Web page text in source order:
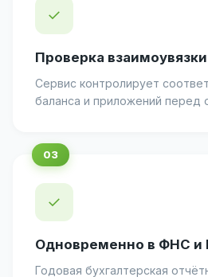
✓
Проверка взаимоувязки
Сервис контролирует
баланса и приложений перед
✓
Одновременно в ФНС и
Годовая бухгалтерская